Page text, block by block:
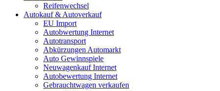
Reifenwechsel
Autokauf & Autoverkauf
EU Import
Autobwertung Internet
Autotransport
Abkürzungen Automarkt
Auto Gewinnspiele
Neuwagenkauf Internet
Autobewertung Internet
Gebrauchtwagen verkaufen